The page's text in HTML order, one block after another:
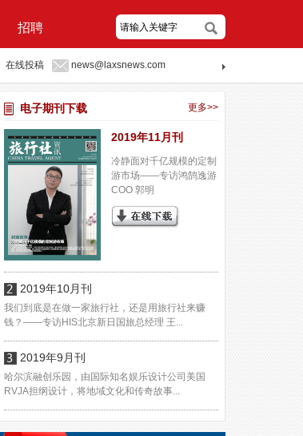
招聘
在线投稿 news@laxsnews.com
更多>>
电子期刊下载
2019年11月刊
冷静面对千亿规模的定制
游市场——专访鸿鹄逸游
COO 郭明
2019年10月刊
我们到底是在做一家旅行社，还是用旅行社来赚
钱？——专访HIS北京新日国旅总经理 王...
2019年9月刊
哈尔滨融创乐园，由国际知名娱乐设计公司美国
RVJA担纲设计，将地域文化和传奇故事...